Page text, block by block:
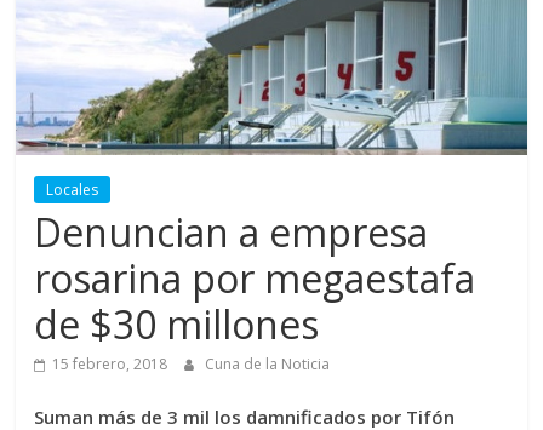
Locales
Denuncian a empresa
rosarina por megaestafa
de $30 millones
15 febrero, 2018 Cuna de la Noticia
Suman más de 3 mil los damnificados por Tifón